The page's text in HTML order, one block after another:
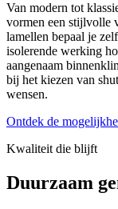
Van modern tot
vormen een stijlvolle
lamellen bepaal je
isolerende werking
aangenaam
bij het kiezen van
wensen.
Ontdek de
Kwaliteit die blijft
Duurzaam